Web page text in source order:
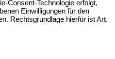
Consent-Technologie erfolgt,
Einwilligungen für den
Rechtsgrundlage hierfür ist Art.